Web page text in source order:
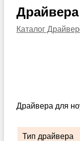
Драйвера
Каталог
Драйвера для
Тип драйвера